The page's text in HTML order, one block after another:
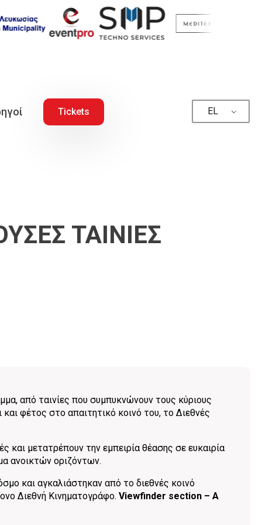
Tickets EL
ΤΑΙΝΙΕΣ
από ταινίες που συμπυκνώνουν τους κύριους
φέτος στο απαιτητικό κοινό του, το Διεθνές
μετατρέπουν την εμπειρία θέασης σε ευκαιρία
ανοικτών οριζόντων.
και αγκαλιάστηκαν από το διεθνές κοινό
Διεθνή Κινηματογράφο. Viewfinder section – A